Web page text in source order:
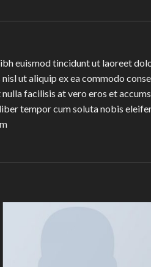
euismod tincidunt ut laoreet
ut aliquip ex ea commodo
facilisis at vero eros et
tempor cum soluta nobis